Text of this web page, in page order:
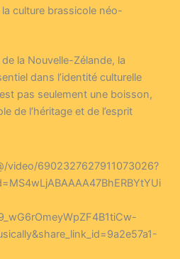
la culture brassicole néo-
la Nouvelle-Zélande, la
dans l’identité culturelle
pas seulement une boisson,
de l’héritage et de l’esprit
video/6902327627911073026?